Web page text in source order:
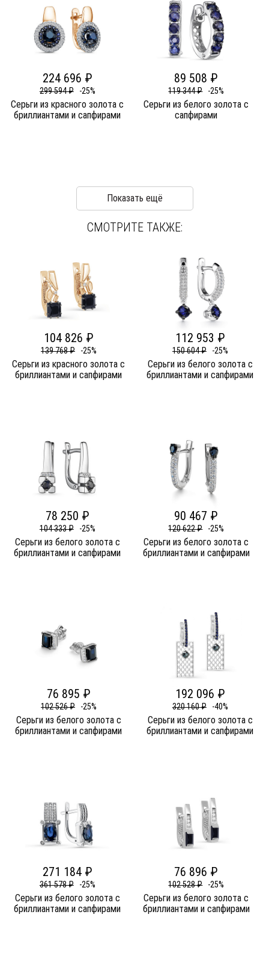
224 696 ₽
299 594 ₽ -25%
Серьги из красного золота c
бриллиантами и сапфирами
89 508 ₽
119 344 ₽ -25%
Серьги из белого золота c
сапфирами
Показать ещё
СМОТРИТЕ ТАКЖЕ:
104 826 ₽
139 768 ₽ -25%
Серьги из красного золота c
бриллиантами и сапфирами
112 953 ₽
150 604 ₽ -25%
Серьги из белого золота c
бриллиантами и сапфирами
78 250 ₽
104 333 ₽ -25%
Серьги из белого золота c
бриллиантами и сапфирами
90 467 ₽
120 622 ₽ -25%
Серьги из белого золота c
бриллиантами и сапфирами
76 895 ₽
102 526 ₽ -25%
Серьги из белого золота c
бриллиантами и сапфирами
192 096 ₽
320 160 ₽ -40%
Серьги из белого золота c
бриллиантами и сапфирами
271 184 ₽
361 578 ₽ -25%
Серьги из белого золота c
бриллиантами и сапфирами
76 896 ₽
102 528 ₽ -25%
Серьги из белого золота c
бриллиантами и сапфирами